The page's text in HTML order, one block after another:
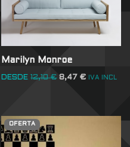
Marilyn Monroe
DESDE 12,10€ 8,47€ IVA INCL
OFERTA